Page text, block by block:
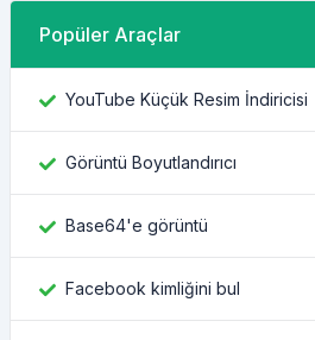
Popüler Araçlar
YouTube Küçük Resim İndiricisi
Görüntü Boyutlandırıcı
Base64'e görüntü
Facebook kimliğini bul